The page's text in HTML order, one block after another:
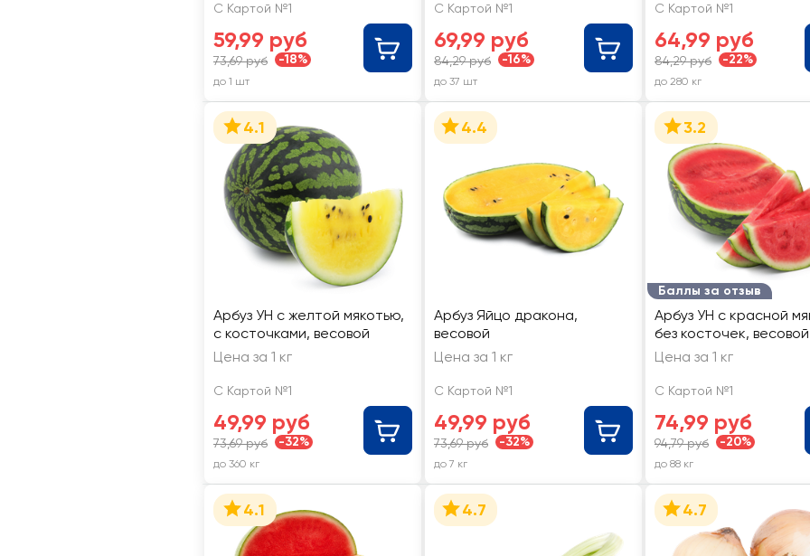
С Картой №1
59,99 руб
73,69 руб -18%
до 1 шт
С Картой №1
69,99 руб
84,29 руб -16%
до 37 шт
С Картой №1
64,99 руб
84,29 руб -22%
до 280 кг
4.1
Арбуз УН с желтой мякотью,
с косточками, весовой
Цена за 1 кг
С Картой №1
49,99 руб
73,69 руб -32%
до 360 кг
4.4
Арбуз Яйцо дракона,
весовой
Цена за 1 кг
С Картой №1
49,99 руб
73,69 руб -32%
до 7 кг
Баллы за отзыв
3.2
Арбуз УН с красной
без косточек, весовой
Цена за 1 кг
С Картой №1
74,99 руб
94,79 руб -20%
до 88 кг
4.1 4.7 4.7